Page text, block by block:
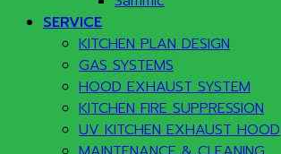
SERVICE
KITCHEN PLAN DESIGN
GAS SYSTEMS
HOOD EXHAUST SYSTEM
KITCHEN FIRE SUPPRESSION
UV KITCHEN EXHAUST HOOD